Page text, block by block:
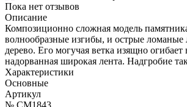
Пока нет отзывов
Описание
Композиционно сложная модель
волнообразные изгибы, и острые
дерево. Его могучая ветка изящно
надорванная широкая лента. Надгробие
Характеристики
Основные
Артикул
№ CM1843